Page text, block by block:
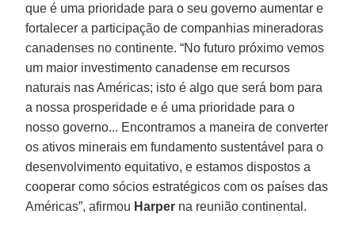
que é uma prioridade para o seu governo aumentar e
fortalecer a participação de companhias mineradoras
canadenses no continente. “No futuro próximo vemos
um maior investimento canadense em recursos
naturais nas Américas; isto é algo que será bom para
a nossa prosperidade e é uma prioridade para o
nosso governo... Encontramos a maneira de converter
os ativos minerais em fundamento sustentável para o
desenvolvimento equitativo, e estamos dispostos a
cooperar como sócios estratégicos com os países das
Américas”, afirmou Harper na reunião continental.